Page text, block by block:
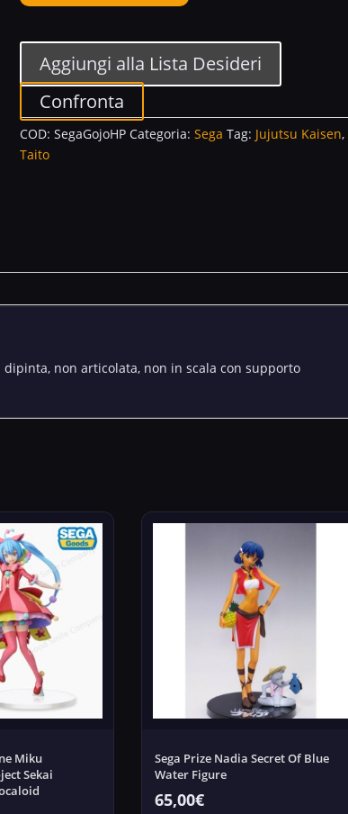
Satoru
Purple
Kyoshiki
Murasaki
Jujutsu
Kaisen
Aggiungi alla Lista Desideri
Confronta
COD:SegaGojoHP Categoria:Sega Tag: Jujutsu Kaisen,
Taito
non articolata, non in scala con supporto
Miku
Sekai
Sega Prize Nadia Secret Of Blue
Water Figure
65,00€